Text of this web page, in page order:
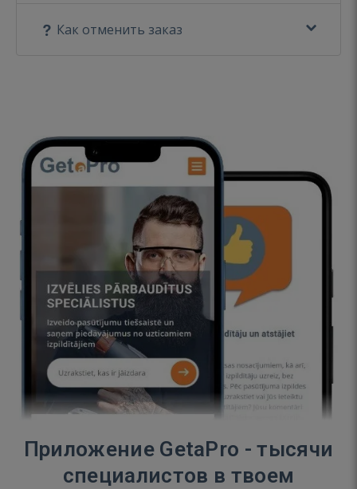
Как отменить заказ
Приложение GetaPro - тысячи
специалистов в твоем